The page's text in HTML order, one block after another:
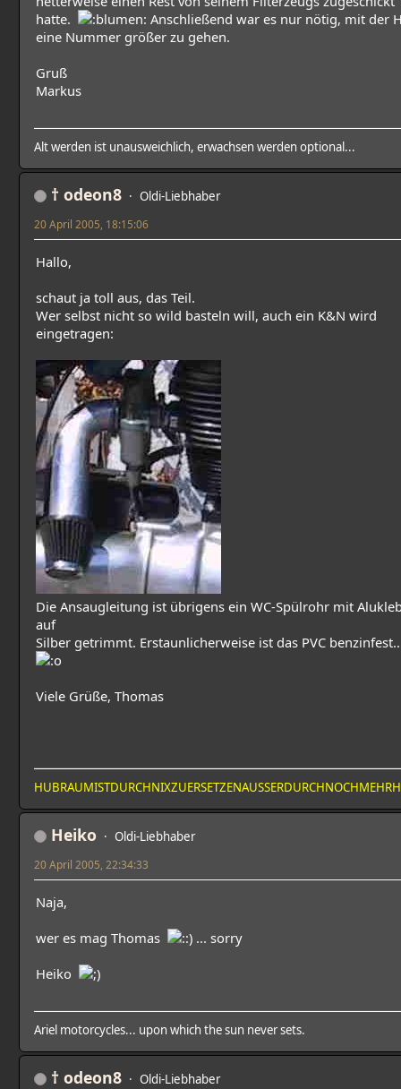
hatte.
Anschließend war es nur nötig, mit der
eine Nummer größer zu gehen.
Gruß
Markus
Alt werden ist unausweichlich, erwachsen werden optional...
† odeon8 Oldi-Liebhaber
20 April 2005, 18:15:06
Hallo,
schaut ja toll aus, das Teil.
Wer selbst nicht so wild basteln will, auch ein K&N wird
eingetragen:
Die Ansaugleitung ist übrigens ein WC-Spülrohr mit
auf
Silber getrimmt. Erstaunlicherweise ist das PVC
Viele Grüße, Thomas
Heiko Oldi-Liebhaber
20 April 2005, 22:34:33
Naja,
wer es mag Thomas
... sorry
Heiko
Ariel motorcycles... upon which the sun never sets.
† odeon8 Oldi-Liebhaber